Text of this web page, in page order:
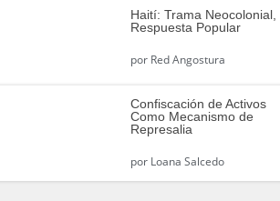
Haití: Trama Neocolonial,
Respuesta Popular
porRed Angostura
Confiscación de Activos
Como Mecanismo de
Represalia
porLoana Salcedo